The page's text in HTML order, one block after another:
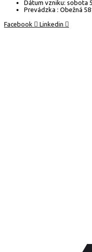
Dátum vzniku: sobota
Prevádzka : Obežná
Facebook Linkedin